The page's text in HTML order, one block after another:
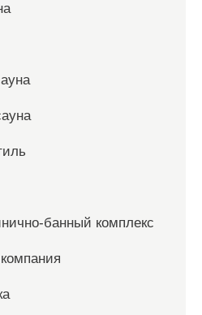
банный комплекс